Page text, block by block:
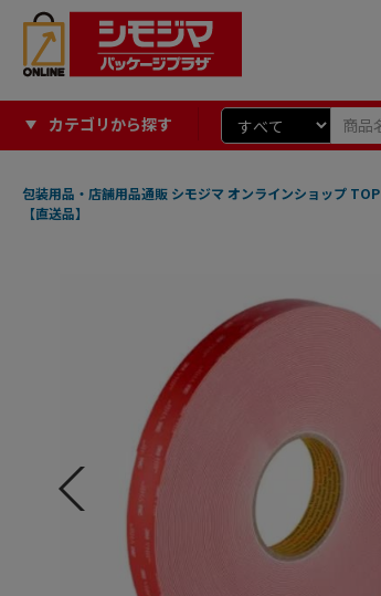
カテゴリから探す
包装用品・店舗用品通販 シモジマ オンラインショップ TOP
【直送品】